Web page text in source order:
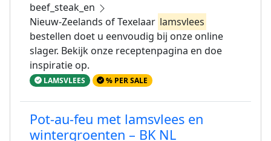
beef_steak_en
Nieuw-Zeelands of Texelaar lamsvlees
bestellen doet u eenvoudig bij onze online
slager. Bekijk onze receptenpagina en doe
inspiratie op.
LAMSVLEES % PER SALE
Pot-au-feu met lamsvlees en
wintergroenten – BK NL